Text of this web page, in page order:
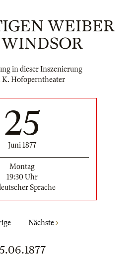
WEIBER
in dieser Inszenierung
K. Hofoperntheater
25
Juni 1877
Montag
19:30 Uhr
Sprache
Nächste